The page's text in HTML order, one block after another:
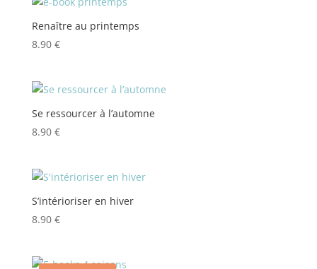
Renaître au printemps
8.90 €
Se ressourcer à l’automne
8.90 €
S’intérioriser en hiver
8.90 €